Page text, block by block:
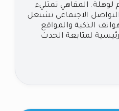
لوهلة. المقاهي تمتليء
الاجتماعي تشتعل
الذكية والمواقع
رئيسية لمتابعة الحدث